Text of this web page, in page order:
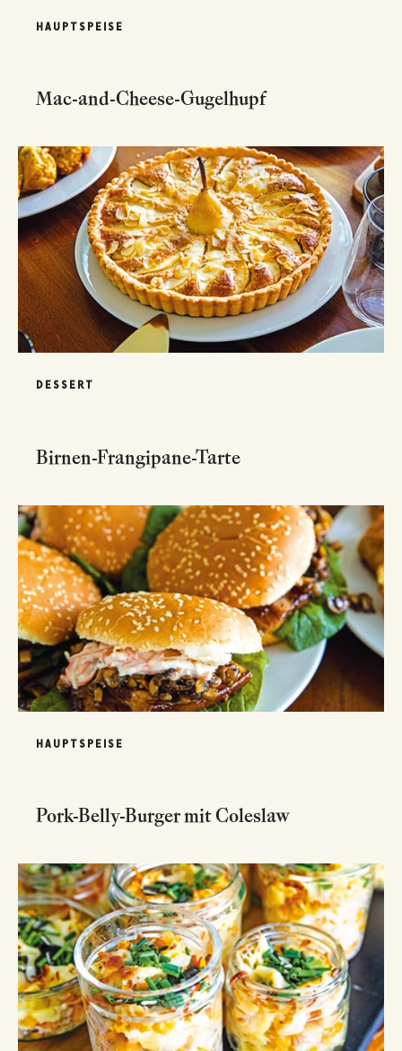
HAUPTSPEISE
Mac-and-Cheese-Gugelhupf
DESSERT
Birnen-Frangipane-Tarte
HAUPTSPEISE
Pork-Belly-Burger mit Coleslaw